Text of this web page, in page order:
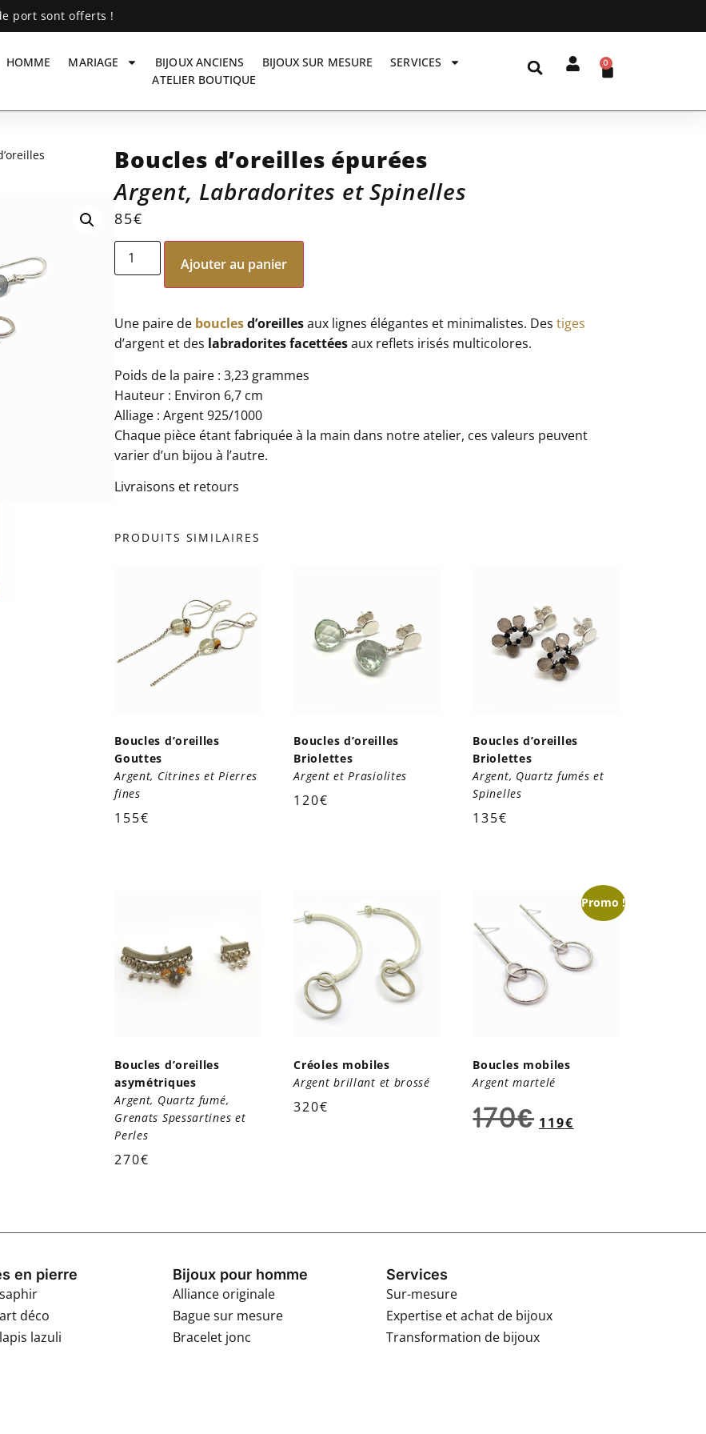
port sont offerts !
HOMME MARIAGE BIJOUX ANCIENS BIJOUX SUR MESURE
SERVICES
ATELIER BOUTIQUE
0
Boucles d’oreilles épurées
Argent, Labradorites et Spinelles
85€
Ajouter au panier
Une paire de bouclesd’oreillesaux lignes élégantes et minimalistes. Destiges
d’argent et des labradoritesfacettéesaux reflets irisés multicolores.
Poids de la paire : 3,23 grammes
Hauteur : Environ 6,7 cm
Alliage : Argent 925/1000
Chaque pièce étant fabriquée à la main dans notre atelier, ces valeurs peuvent
varier d’un bijou à l’autre.
Livraisons et retours
PRODUITS SIMILAIRES
Boucles d’oreilles
Gouttes
Argent, Citrines et Pierres
fines
155€
Boucles d’oreilles
Briolettes
Argent et Prasiolites
120€
Boucles d’oreilles
Briolettes
Argent, Quartz fumés et
Spinelles
135€
Boucles d’oreilles
asymétriques
Argent, Quartz fumé,
Grenats Spessartines et
Perles
270€
Créoles mobiles
Argent brillant et brossé
320€
Promo !
Boucles mobiles
Argent martelé
170€ 119€
en pierre
déco
lazuli
Bijoux pour homme
Alliance originale
Bague sur mesure
Bracelet jonc
Services
Sur-mesure
Expertise et achat de bijoux
Transformation de bijoux